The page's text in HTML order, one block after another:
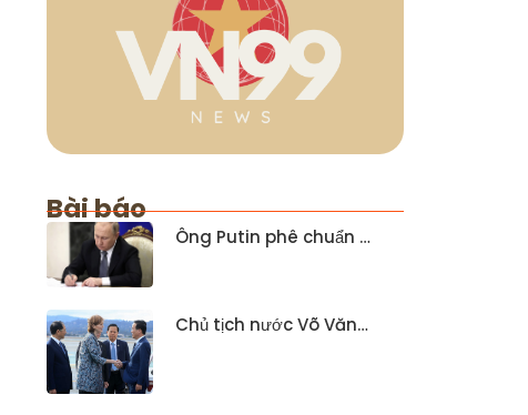
Bài báo
Ông Putin phê chuẩn …
Chủ tịch nước Võ Văn…